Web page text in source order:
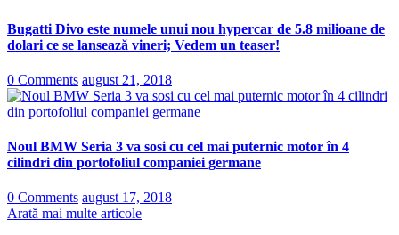
Bugatti Divo este numele unui nou hypercar de 5.8 milioane de
dolari ce se lansează vineri; Vedem un teaser!
0 Comments august 21, 2018
Noul BMW Seria 3 va sosi cu cel mai puternic motor în 4
cilindri din portofoliul companiei germane
0 Comments august 17, 2018
Arată mai multe articole